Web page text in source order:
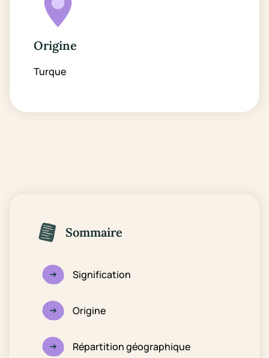
Origine
Turque
Sommaire
Signification
Origine
Répartition géographique